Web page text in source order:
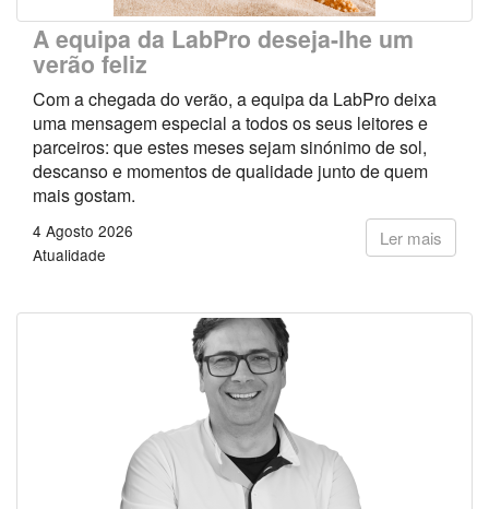
A equipa da LabPro deseja-lhe um
verão feliz
Com a chegada do verão, a equipa da LabPro deixa
uma mensagem especial a todos os seus leitores e
parceiros: que estes meses sejam sinónimo de sol,
descanso e momentos de qualidade junto de quem
mais gostam.
Ler mais
4 Agosto 2026
Atualidade